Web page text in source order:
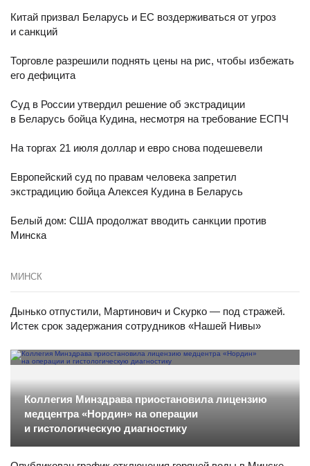
МИНСК
Дынько отпустили, Мартинович и Скурко — под стражей.
Истек срок задержания сотрудников «Нашей Нивы»
Коллегия Минздрава приостановила лицензию
медцентра «Нордин» на операции
и гистологическую диагностику
Китай призвал Беларусь и ЕС воздерживаться от угроз
и санкций
Торговле разрешили поднять цены на рис, чтобы избежать
его дефицита
Суд в России утвердил решение об экстрадиции
в Беларусь бойца Кудина, несмотря на требование ЕСПЧ
На торгах 21 июля доллар и евро снова подешевели
Европейский суд по правам человека запретил
экстрадицию бойца Алексея Кудина в Беларусь
Белый дом: США продолжат вводить санкции против
Минска